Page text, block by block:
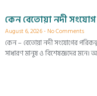
কেন বেতোয়া নদী সংযোগ
August 6, 2026 No Comments
কেন – বেতোয়া নদী সংযোগের
সাধারণ মানুষ ও বিশেষজ্ঞদের মনে।